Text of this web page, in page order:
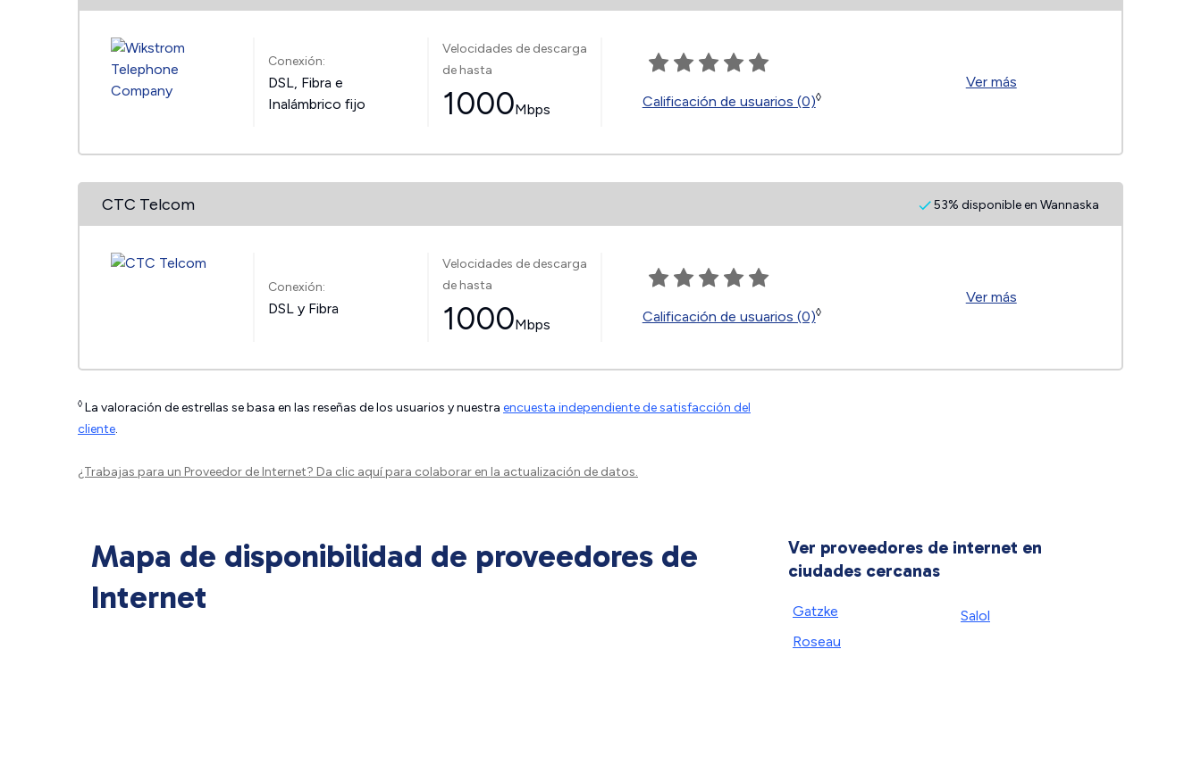
Conexión:
DSL, Fibra e
Inalámbrico fijo
Velocidades de descarga
de hasta
1000Mbps Calificación de usuarios (0)◊
Ver más
CTC Telcom 53% disponible en Wannaska
Conexión:
DSL y Fibra
Velocidades de descarga
de hasta
1000Mbps Calificación de usuarios (0)◊
Ver más
◊ La valoración de estrellas se basa en las reseñas de los usuarios y nuestra encuesta independiente de satisfacción del
cliente.
¿Trabajas para un Proveedor de Internet? Da clic aquípara colaborar en la actualización de datos.
Mapa de disponibilidad de proveedores de
Internet
Ver proveedores de internet en
ciudades cercanas
Gatzke
Roseau
Salol